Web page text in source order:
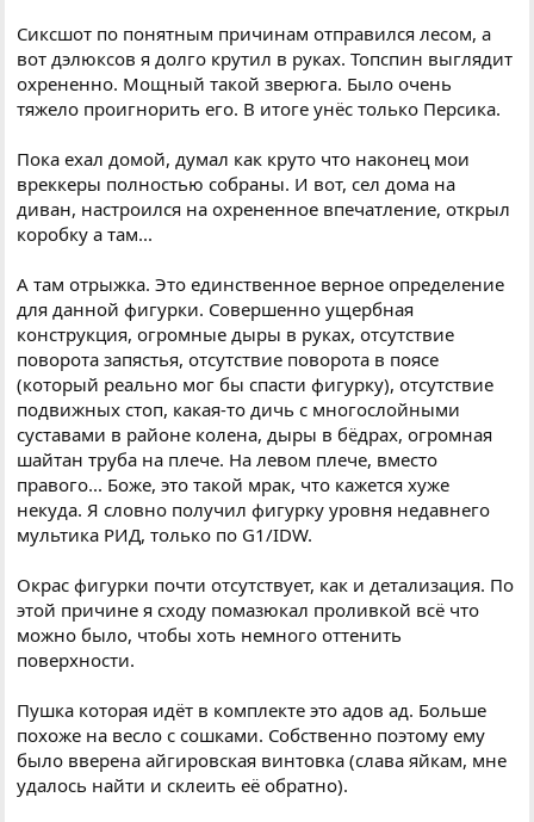
Сиксшот по понятным причинам отправился лесом, а
вот дэлюксов я долго крутил в руках. Топспин выглядит
охрененно. Мощный такой зверюга. Было очень
тяжело проигнорить его. В итоге унёс только Персика.
Пока ехал домой, думал как круто что наконец мои
вреккеры полностью собраны. И вот, сел дома на
диван, настроился на охрененное впечатление, открыл
коробку а там...
А там отрыжка. Это единственное верное определение
для данной фигурки. Совершенно ущербная
конструкция, огромные дыры в руках, отсутствие
поворота запястья, отсутствие поворота в поясе
(который реально мог бы спасти фигурку), отсутствие
подвижных стоп, какая-то дичь с многослойными
суставами в районе колена, дыры в бёдрах, огромная
шайтан труба на плече. На левом плече, вместо
правого... Боже, это такой мрак, что кажется хуже
некуда. Я словно получил фигурку уровня недавнего
мультика РИД, только по G1/IDW.
Окрас фигурки почти отсутствует, как и детализация. По
этой причине я сходу помазюкал проливкой всё что
можно было, чтобы хоть немного оттенить
поверхности.
Пушка которая идёт в комплекте это адов ад. Больше
похоже на весло с сошками. Собственно поэтому ему
было вверена айгировская винтовка (слава яйкам, мне
удалось найти и склеить её обратно).